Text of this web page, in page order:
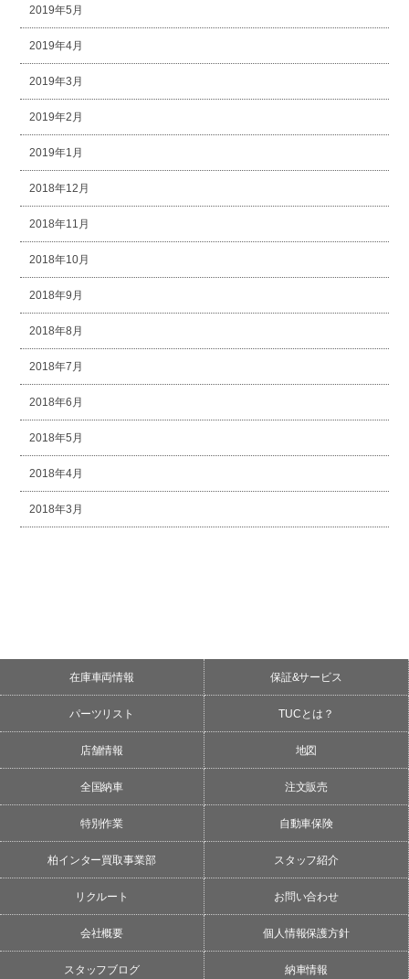
2019年5月
2019年4月
2019年3月
2019年2月
2019年1月
2018年12月
2018年11月
2018年10月
2018年9月
2018年8月
2018年7月
2018年6月
2018年5月
2018年4月
2018年3月
在庫車両情報 保証&サービス
パーツリスト TUCとは？
店舗情報 地図
全国納車 注文販売
特別作業 自動車保険
柏インター買取事業部 スタッフ紹介
リクルート お問い合わせ
会社概要 個人情報保護方針
スタッフブログ 納車情報